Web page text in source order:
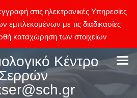
στις ηλεκτρονικές Υπηρεσίες
εμπλεκομένων με τις διαδικασίες
καταχώρηση των στοιχείων
Κέντρο